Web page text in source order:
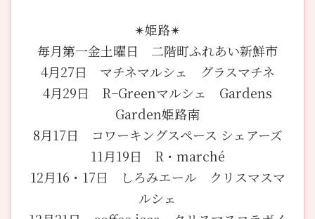
✴︎姫路✴︎
毎月第一金土曜日 二階町ふれあい新鮮市
4月27日 マチネマルシェ グラスマチネ
4月29日 R−Greenマルシェ Gardens
Garden姫路南
8月17日 コワーキングスペース シェアーズ
11月19日 R・marché
12月16・17日 しろみエール クリスマスマ
ルシェ